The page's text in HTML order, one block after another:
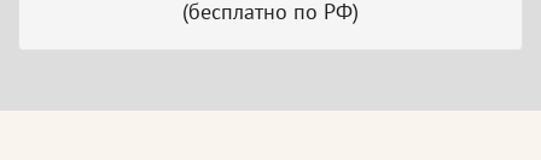
(бесплатно по РФ)